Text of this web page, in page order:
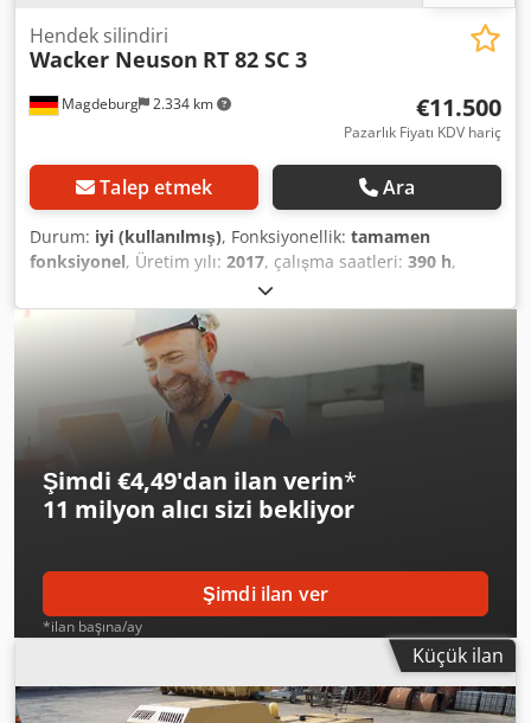
Magdeburg 2.334 km
Hendek silindiri
Wacker Neuson RT 82 SC 3
€11.500
Pazarlık Fiyatı KDV hariç
Talep etmek Ara
Durum: iyi (kullanılmış), Fonksiyonellik: tamamen
fonksiyonel, Üretim yılı: 2017, çalışma saatleri: 390 h,
Hendek silindiri No.3 Wacker Neuson RT 82 SC 3, 2017
model, 390 çalışma saati, 1495 kg ağırlık, 14,8 kW Kohler
dizel motor, Seri No: 24386997, uzaktan kumanda ve kablo
kontrollü, tam çalışır durumda, genişletme aparatları ile
birlikte. Dodpfx Ahoym N N He Ssck
Şimdi €4,49'dan ilan verin*
11 milyon alıcı sizi bekliyor
Şimdi ilan ver
*ilan başına/ay
Küçük ilan